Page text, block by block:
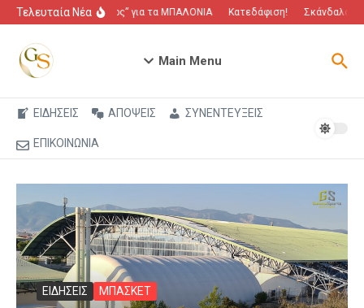
Μετάβαση στο περιεχόμενο
Τελευταία Νέα“Πόλεμος” για τα ΜΠΑΛΟΝΙΑ Κατεδάφιση! Σκάνδαλο
Main Menu
ΕΙΔΗΣΕΙΣ ΑΠΟΨΕΙΣ ΣΥΝΕΝΤΕΥΞΕΙΣ
ΕΠΙΚΟΙΝΩΝΙΑ
ΕΙΔΗΣΕΙΣ ΜΠΑΣΚΕΤ